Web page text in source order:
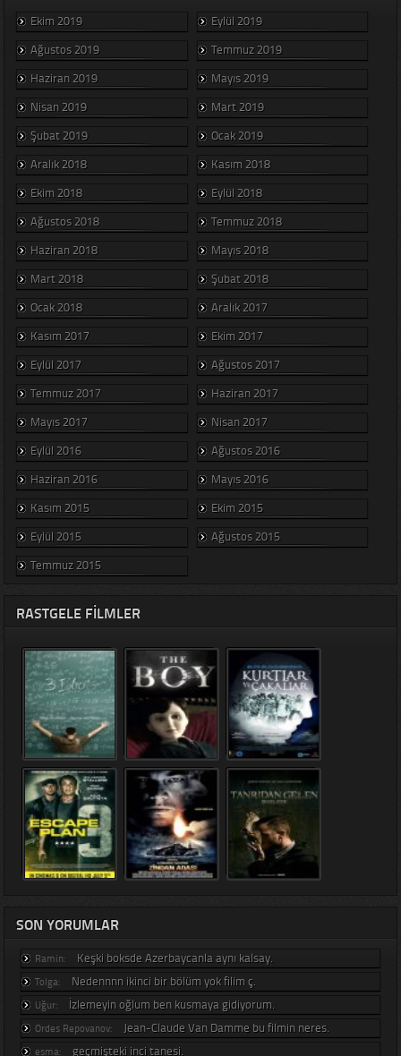
Ekim 2019
Eylül 2019
Ağustos 2019
Temmuz 2019
Haziran 2019
Mayıs 2019
Nisan 2019
Mart 2019
Şubat 2019
Ocak 2019
Aralık 2018
Kasım 2018
Ekim 2018
Eylül 2018
Ağustos 2018
Temmuz 2018
Haziran 2018
Mayıs 2018
Mart 2018
Şubat 2018
Ocak 2018
Aralık 2017
Kasım 2017
Ekim 2017
Eylül 2017
Ağustos 2017
Temmuz 2017
Haziran 2017
Mayıs 2017
Nisan 2017
Eylül 2016
Ağustos 2016
Haziran 2016
Mayıs 2016
Kasım 2015
Ekim 2015
Eylül 2015
Ağustos 2015
Temmuz 2015
RASTGELE FILMLER
SON YORUMLAR
Ramin: Keşki boksde Azerbaycanla aynı kalsay.
Tolga: Nedennnn ikinci bir bölüm yok filim ç.
Uğur: İzlemeyin oğlum ben kusmaya gidiyorum.
Ordes Repovanov: Jean-Claude Van Damme bu filmin neres.
esma: geçmişteki inci tanesi.